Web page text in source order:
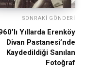
SONRAKI GÖNDERI
Yıllarda Erenköy
Divan Pastanesi’nde
Kaydedildiği Sanılan
Fotoğraf